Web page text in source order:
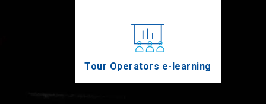
Tour Operators e-learning